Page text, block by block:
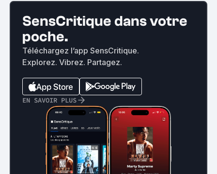
SensCritique dans votre
poche.
Téléchargez l’app SensCritique.
Explorez. Vibrez. Partagez.
EN SAVOIR PLUS